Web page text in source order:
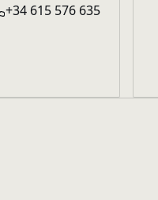
+34 615 576 635